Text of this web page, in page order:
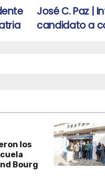
José C. Paz |
candidato a
los
Bourg